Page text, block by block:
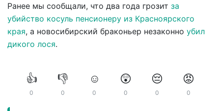
Ранее мы сообщали, что два года грозит за
убийство косуль пенсионеру из Красноярского
края, а новосибирский браконьер незаконно убил
дикого лося.
👍
0
👎
0
☺️
0
😲
0
😔
0
😡
0